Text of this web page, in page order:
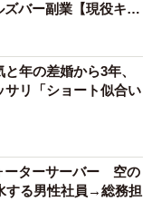
バー副業【現役キャ
年の差婚から3年、
サリ「ショート似合い
ーターサーバー 空の
する男性社員→総務担